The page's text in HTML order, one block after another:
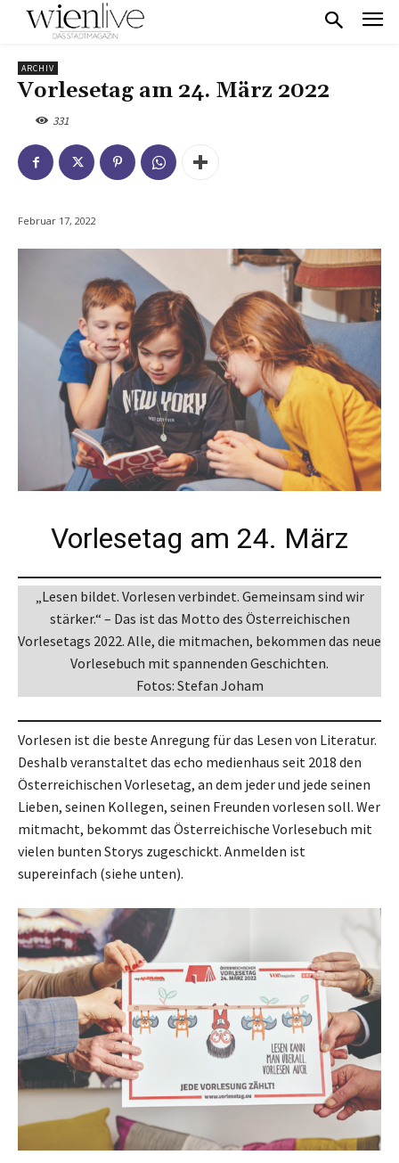
ARCHIV
Vorlesetag am 24. März 2022
331
Februar 17, 2022
Vorlesetag am 24. März
„Lesen bildet. Vorlesen verbindet. Gemeinsam sind wir
stärker.“ – Das ist das Motto des Österreichischen
Vorlesetags 2022. Alle, die mitmachen, bekommen das neue
Vorlesebuch mit spannenden Geschichten.
Fotos: Stefan Joham
Vorlesen ist die beste Anregung für das Lesen von Literatur.
Deshalb veranstaltet das echo medienhaus seit 2018 den
Österreichischen Vorlesetag, an dem jeder und jede seinen
Lieben, seinen Kollegen, seinen Freunden vorlesen soll. Wer
mitmacht, bekommt das Österreichische Vorlesebuch mit
vielen bunten Storys zugeschickt. Anmelden ist
supereinfach (siehe unten).